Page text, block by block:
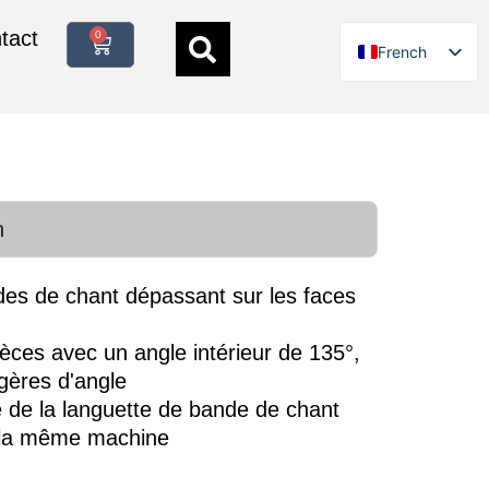
0
French
de chant dépassant sur les faces
avec un angle intérieur de 135°,
d'angle
de la languette de bande de chant
même machine